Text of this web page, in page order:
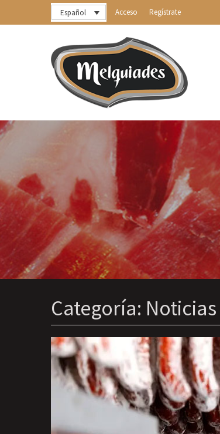
Español Acceso Regístrate
Categoría: Noticias